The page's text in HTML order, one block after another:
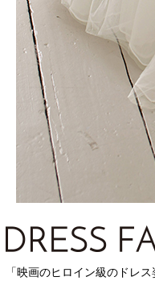
「映画のヒロイン級のドレ